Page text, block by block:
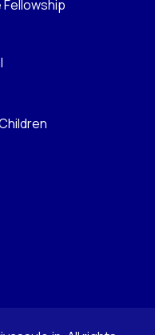
Fellowship